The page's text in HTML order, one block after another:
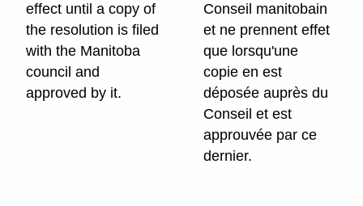
effect until a copy of
the resolution is filed
with the Manitoba
council and
approved by it.
Conseil manitobain
et ne prennent effet
que lorsqu'une
copie en est
déposée auprès du
Conseil et est
approuvée par ce
dernier.